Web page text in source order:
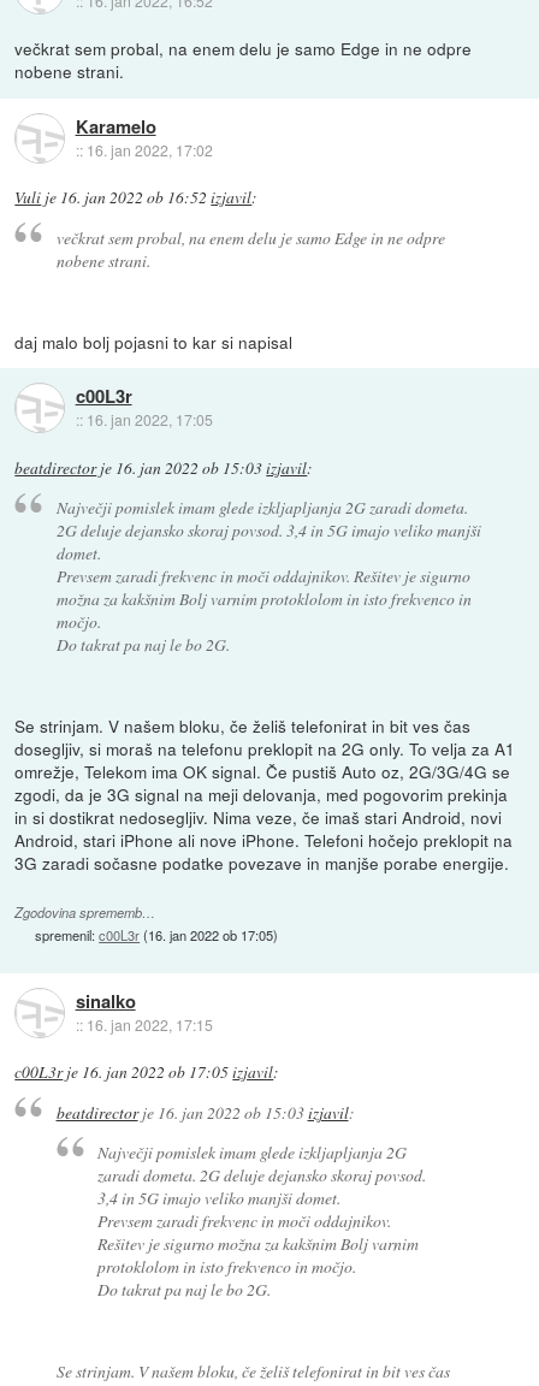
večkrat sem probal, na enem delu je samo Edge in ne odpre
nobene strani.
Karamelo
:: 16. jan 2022, 17:02
Vuli je 16. jan 2022 ob 16:52 izjavil:
večkrat sem probal, na enem delu je samo Edge in ne odpre
nobene strani.
daj malo bolj pojasni to kar si napisal
c00L3r
:: 16. jan 2022, 17:05
beatdirectorje 16. jan 2022 ob 15:03izjavil:
Največji pomislek imam glede izkljapljanja 2G zaradi dometa.
2G deluje dejansko skoraj povsod. 3,4 in 5G imajo veliko manjši
domet.
Prevsem zaradi frekvenc in moči oddajnikov. Rešitev je sigurno
možna za kakšnim Bolj varnim protoklolom in isto frekvenco in
močjo.
Do takrat pa naj le bo 2G.
Se strinjam. V našem bloku, če želiš telefonirat in bit ves čas
dosegljiv, si moraš na telefonu preklopit na 2G only. To velja za A1
omrežje, Telekom ima OK signal. Če pustiš Auto oz, 2G/3G/4G se
zgodi, da je 3G signal na meji delovanja, med pogovorim prekinja
in si dostikrat nedosegljiv. Nima veze, če imaš stari Android, novi
Android, stari iPhone ali nove iPhone. Telefoni hočejo preklopit na
3G zaradi sočasne podatke povezave in manjše porabe energije.
Zgodovina sprememb…
spremenil:c00L3r(16. jan 2022 ob 17:05)
sinalko
:: 16. jan 2022, 17:15
c00L3rje 16. jan 2022 ob 17:05izjavil:
beatdirectorje 16. jan 2022 ob 15:03izjavil:
Največji pomislek imam glede izkljapljanja 2G
zaradi dometa. 2G deluje dejansko skoraj povsod.
3,4 in 5G imajo veliko manjši domet.
Prevsem zaradi frekvenc in moči oddajnikov.
Rešitev je sigurno možna za kakšnim Bolj varnim
protoklolom in isto frekvenco in močjo.
Do takrat pa naj le bo 2G.
Se strinjam. V našem bloku, če želiš telefonirat in bit ves čas